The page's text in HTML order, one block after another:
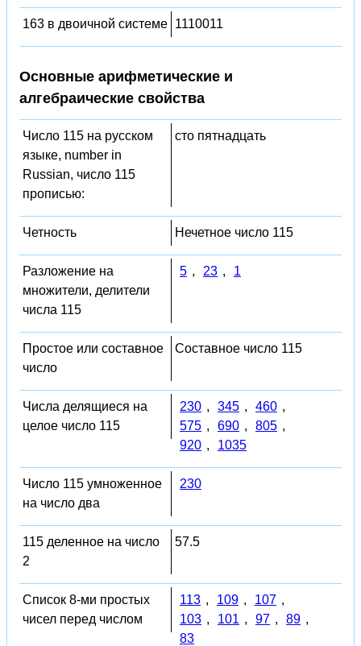
163 в двоичной системе 1110011
Основные арифметические и
алгебраические свойства
Число 115 на русском
языке, number in
Russian, число 115
прописью:
сто пятнадцать
Четность Нечетное число 115
Разложение на
множители, делители
числа 115
5 , 23 , 1
Простое или составное
число
Составное число 115
Числа делящиеся на
целое число 115
230 , 345 , 460 ,
575 , 690 , 805 ,
920 , 1035
Число 115 умноженное
на число два
230
115 деленное на число
2
57.5
Список 8-ми простых
чисел перед числом
113 , 109 , 107 ,
103 , 101 , 97 , 89 ,
83